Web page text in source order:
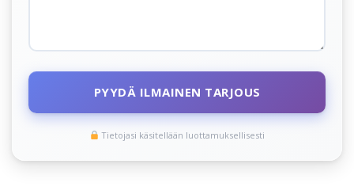
PYYDÄ ILMAINEN TARJOUS
Tietojasi käsitellään luottamuksellisesti